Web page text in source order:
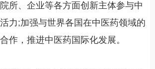
所、企业等各方面创新主体参与中
力;加强与世界各国在中医药领域的
作，推进中医药国际化发展。